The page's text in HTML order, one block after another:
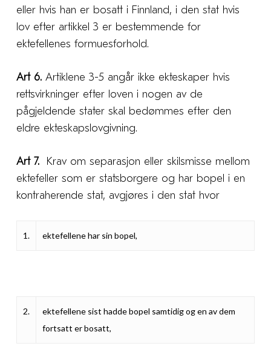
eller hvis han er bosatt i Finnland, i den stat hvis
lov efter artikkel 3 er bestemmende for
ektefellenes formuesforhold.
Art 6.Artiklene 3-5 angår ikke ekteskaper hvis
rettsvirkninger efter loven i nogen av de
pågjeldende stater skal bedømmes efter den
eldre ekteskapslovgivning.
Art 7.Krav om separasjon eller skilsmisse mellom
ektefeller som er statsborgere og har bopel i en
kontraherende stat, avgjøres i den stat hvor
1. ektefellene har sin bopel,
2.
ektefellene sist hadde bopel samtidig og en av dem
fortsatt er bosatt,